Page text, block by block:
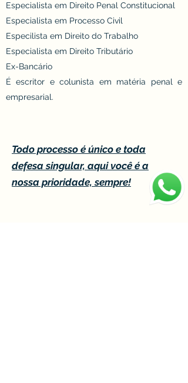
Especialista em Direito Penal Constitucional
Especialista em Processo Civil
Especilista em Direito do Trabalho
Especialista em Direito Tributário
Ex-Bancário
É escritor e colunista em matéria penal e
empresarial.
Todo processo é único e toda
defesa singular, aqui você é a
nossa prioridade, sempre!